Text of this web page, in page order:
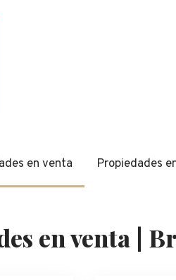
en venta Propiedades
en venta |